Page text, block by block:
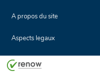
A propos du site
Aspects legaux